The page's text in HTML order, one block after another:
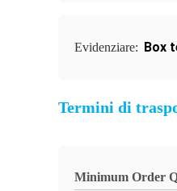
Evidenziare: Box
Termini di
Minimum Order